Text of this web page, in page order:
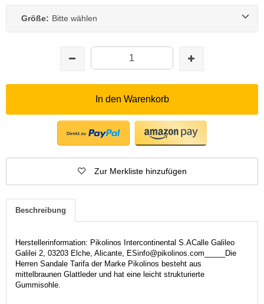
Größe: Bitte wählen
In den Warenkorb
Zur Merkliste hinzufügen
Beschreibung
Herstellerinformation: Pikolinos Intercontinental S.ACalle Galileo
Galilei 2, 03203 Elche, Alicante, ESinfo@pikolinos.com_____Die
Herren Sandale Tarifa der Marke Pikolinos besteht aus
mittelbraunen Glattleder und hat eine leicht strukturierte
Gummisohle.